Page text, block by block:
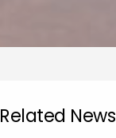
Related News